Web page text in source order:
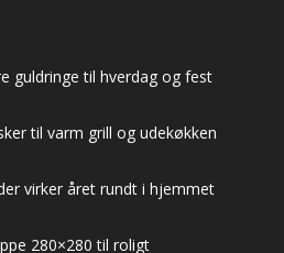
guldringe til hverdag og fest
til varm grill og udekøkken
virker året rundt i hjemmet
280×280 til roligt